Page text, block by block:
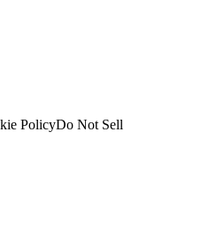
PolicyDo Not Sell